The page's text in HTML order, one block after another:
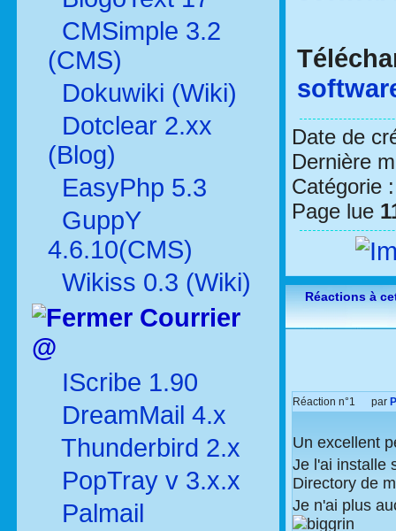
CMSimple 3.2
(CMS)
Dokuwiki (Wiki)
Dotclear 2.xx
(Blog)
EasyPhp 5.3
GuppY
4.6.10(CMS)
Wikiss 0.3 (Wiki)
Courrier
@
IScribe 1.90
DreamMail 4.x
Thunderbird 2.x
PopTray v 3.x.x
Palmail
Date de
Dernière
Catégorie
Page lue
Réactions à
Réaction n°1 par
Un excellent
Je l'ai installe
Directory de
Je n'ai plus